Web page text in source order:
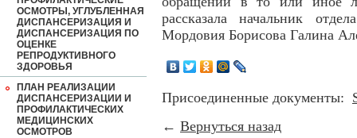
ОСМОТРЫ, УГЛУБЛЕННАЯ
ДИСПАНСЕРИЗАЦИЯ И
ДИСПАНСЕРИЗАЦИЯ ПО
ОЦЕНКЕ
РЕПРОДУКТИВНОГО
ЗДОРОВЬЯ
ПЛАН РЕАЛИЗАЦИИ
ДИСПАНСЕРИЗАЦИИ И
ПРОФИЛАКТИЧЕСКИХ
МЕДИЦИНСКИХ
ОСМОТРОВ
рассказала начальник
Мордовия Борисова Галина
Присоединенные документы:
← Вернуться назад